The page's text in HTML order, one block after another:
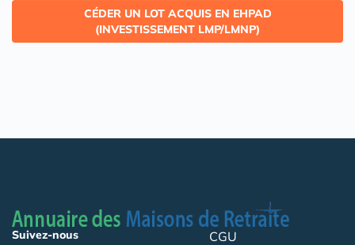
CÉDER UN LOT ACQUIS EN EHPAD
(INVESTISSEMENT LMP/LMNP)
Suivez-nous
CGU